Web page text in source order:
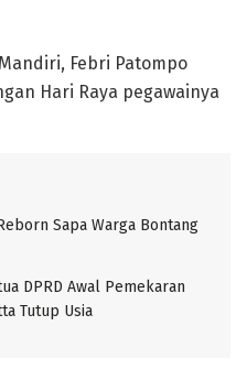
Febri Patompo
Hari Raya pegawainya
Sapa Warga Bontang
DPRD Awal Pemekaran
Tutup Usia